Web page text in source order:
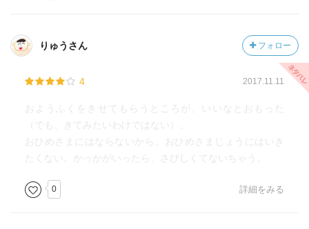
りゅうさん フォロー
4 2017.11.11
おようふくをきせてもらうところが、いいなとおもった
（でも、きてみたいわけではない）。
おひめさまにはならないから、おひめさまじょうにはいき
たくない。かっかがいったら、さびしくてないちゃう。
0 詳細をみる